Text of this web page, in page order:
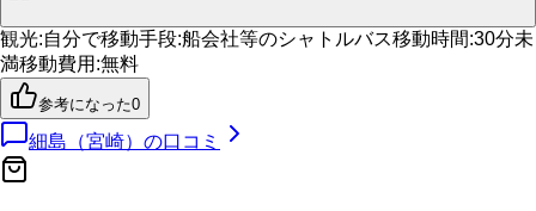
観光:自分で移動手段:船会社等のシャトルバス移動時間:30分未
満移動費用 :無料
参考になった0
細島（宮崎） の口コミ